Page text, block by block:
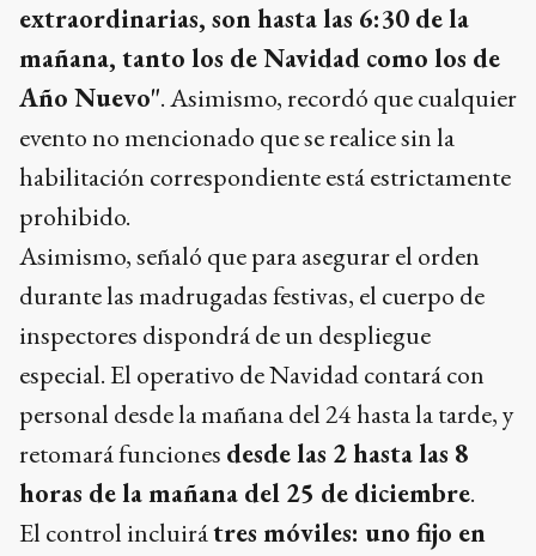
extraordinarias, son hasta las 6:30 de la
mañana, tanto los de Navidad como los de
Año Nuevo". Asimismo, recordó que cualquier
evento no mencionado que se realice sin la
habilitación correspondiente está estrictamente
prohibido.
Asimismo, señaló que para asegurar el orden
durante las madrugadas festivas, el cuerpo de
inspectores dispondrá de un despliegue
especial. El operativo de Navidad contará con
personal desde la mañana del 24 hasta la tarde, y
retomará funciones desde las 2 hasta las 8
horas de la mañana del 25 de diciembre.
El control incluirátres móviles: uno fijo en